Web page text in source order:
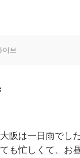
브
阪は一日雨でし
も忙しくて、お